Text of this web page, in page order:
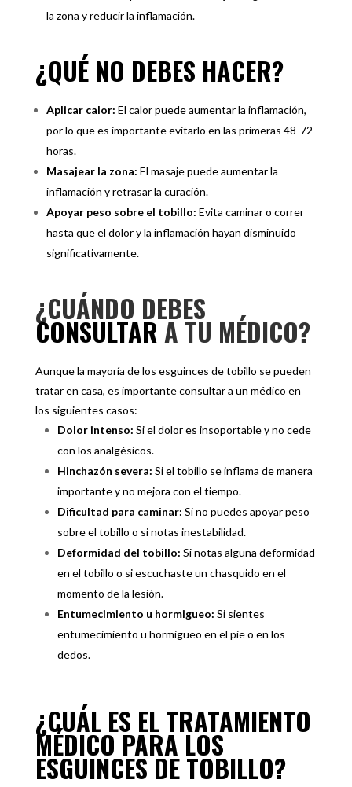
la zona y reducir la inflamación.
¿QUÉ NO DEBES HACER?
Aplicar calor: El calor puede aumentar la inflamación,
por lo que es importante evitarlo en las primeras 48-72
horas.
Masajear la zona: El masaje puede aumentar la
inflamación y retrasar la curación.
Apoyar peso sobre el tobillo: Evita caminar o correr
hasta que el dolor y la inflamación hayan disminuido
significativamente.
¿CUÁNDO DEBES
CONSULTARA TU MÉDICO?
Aunque la mayoría de los esguinces de tobillo se pueden
tratar en casa, es importante consultar a un médico en
los siguientes casos:
Dolor intenso: Si el dolor es insoportable y no cede
con los analgésicos.
Hinchazón severa: Si el tobillo se inflama de manera
importante y no mejora con el tiempo.
Dificultad para caminar: Si no puedes apoyar peso
sobre el tobillo o si notas inestabilidad.
Deformidad del tobillo: Si notas alguna deformidad
en el tobillo o si escuchaste un chasquido en el
momento de la lesión.
Entumecimiento u hormigueo: Si sientes
entumecimiento u hormigueo en el pie o en los
dedos.
¿CUÁL ES EL TRATAMIENTO
MÉDICO PARA LOS
ESGUINCES DE TOBILLO?